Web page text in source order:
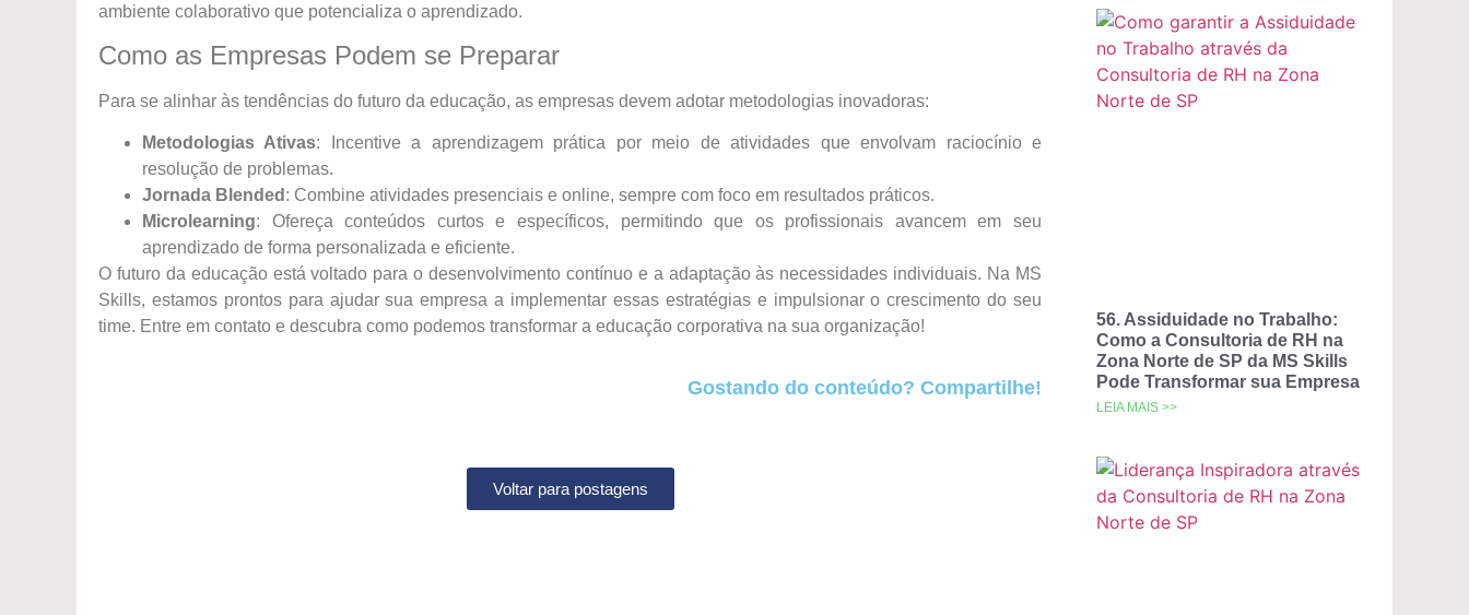
ambiente colaborativo que potencializa o aprendizado.
Como as Empresas Podem se Preparar
Para se alinhar às tendências do futuro da educação, as empresas devem adotar metodologias inovadoras:
Metodologias Ativas: Incentive a aprendizagem prática por meio de atividades que envolvam raciocínio e
resolução de problemas.
Jornada Blended : Combine atividades presenciais e online, sempre com foco em resultados práticos.
Microlearning: Ofereça conteúdos curtos e específicos, permitindo que os profissionais avancem em seu
aprendizado de forma personalizada e eficiente.
O futuro da educação está voltado para o desenvolvimento contínuo e a adaptação às necessidades individuais. Na MS
Skills, estamos prontos para ajudar sua empresa a implementar essas estratégias e impulsionar o crescimento do seu
time. Entre em contato e descubra como podemos transformar a educação corporativa na sua organização!
Gostando do conteúdo? Compartilhe!
Voltar para postagens
56. Assiduidade no Trabalho:
Como a Consultoria de RH na
Zona Norte de SP da MS Skills
Pode Transformar sua Empresa
LEIA MAIS >>